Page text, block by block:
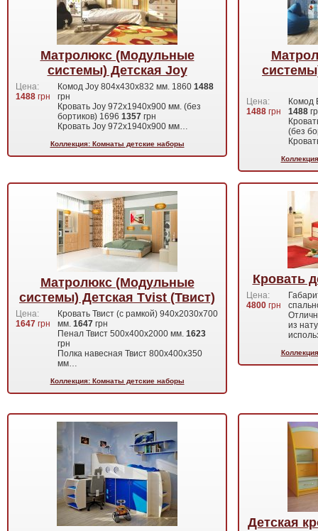
Матролюкс (Модульные
системы) Детская Joy
Цена:
1488 грн
Комод Joy 804х430х832 мм. 1860 1488
грн
Кровать Joy 972х1940х900 мм. (без
бортиков) 1696 1357 грн
Кровать Joy 972х1940х900 мм…
Коллекция: Комнаты детские наборы
Цена:
1488 грн
Комод
1488
(без
Матролюкс (Модульные
системы) Детская Tvist (Твист)
Цена:
1647 грн
Кровать Твист (с рамкой) 940х2030х700
мм. 1647 грн
Пенал Твист 500х400х2000 мм. 1623
грн
Полка навесная Твист 800х400х350
мм…
Коллекция: Комнаты детские наборы
Кровать
Цена:
4800 грн
из
Детская